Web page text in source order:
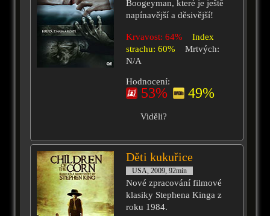
Boogeyman, které je ještě
napínavější a děsivější!
Krvavost: 64%
Index
strachu: 60%
Mrtvých:
N/A
Hodnocení:
53% 49%
Viděli?
Děti kukuřice
USA, 2009, 92min
Nové zpracování filmové
klasiky Stephena Kinga z
roku 1984.